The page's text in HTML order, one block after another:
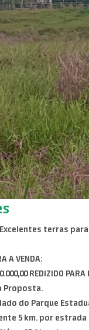
terras
A VENDA:
REDIZIDO
Proposta.
lado do Parque
5 km. por estrada